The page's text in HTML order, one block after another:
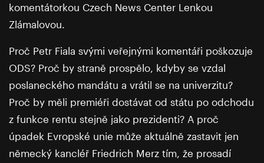
komentátorkou Czech News Center Lenkou
Zlámalovou.
Proč Petr Fiala svými veřejnými komentáři poškozuje
ODS? Proč by straně prospělo, kdyby se vzdal
poslaneckého mandátu a vrátil se na univerzitu?
Proč by měli premiéři dostávat od státu po odchodu
z funkce rentu stejně jako prezidenti? A proč
úpadek Evropské unie může aktuálně zastavit jen
německý kancléř Friedrich Merz tím, že prosadí